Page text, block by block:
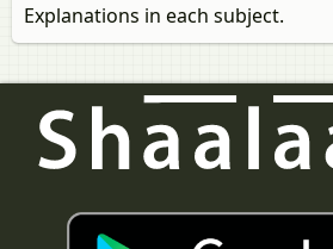
Explanations in each subject.